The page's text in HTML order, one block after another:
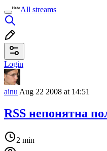
All streams
Login
ainu Aug 22 2008 at 14:51
RSS непонятна
2 min